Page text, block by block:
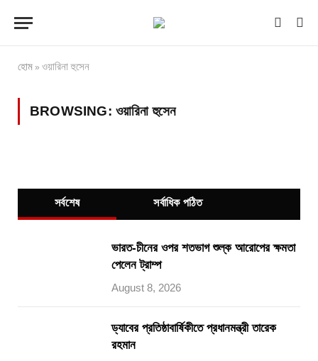
হোম » ওয়ারিনা হুসেন
BROWSING: ওয়ারিনা হুসেন
সর্বশেষ সর্বাধিক পঠিত
ভারত-চীনের ওপর শতভাগ শুল্ক আরোপের ক্ষমতা
পেলেন ট্রাম্প
August 8, 2026
ড্যাবের প্রতিষ্ঠাবার্ষিকীতে প্রধানমন্ত্রী তারেক
রহমান